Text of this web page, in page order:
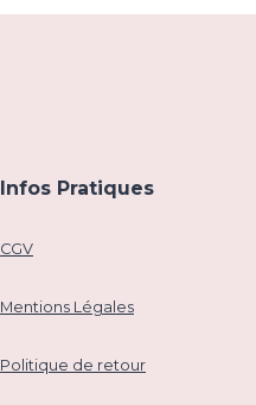
Infos Pratiques
CGV
Mentions Légales
Politique de retour